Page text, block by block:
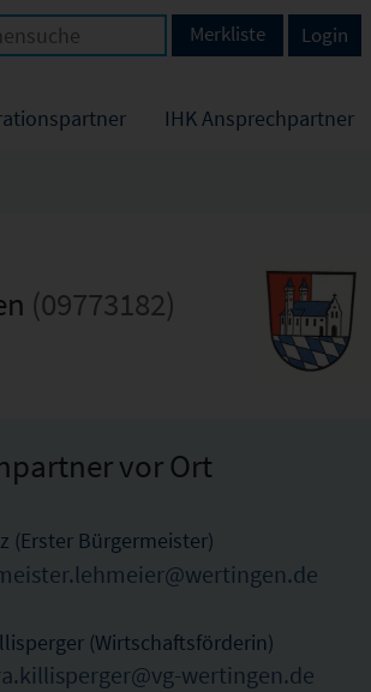
IHK Ansprechpartner
Login
Merkliste
(09773182)
vor Ort
(Erster Bürgermeister)
(Wirtschaftsförderin)
wertingen.de